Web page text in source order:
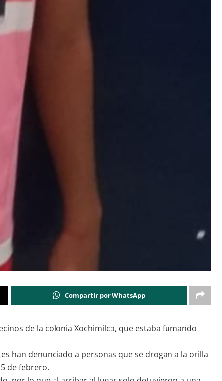
Compartir por WhatsApp
de la colonia Xochimilco, que estaba fumando
han denunciado a personas que se drogan a la orilla
de febrero.